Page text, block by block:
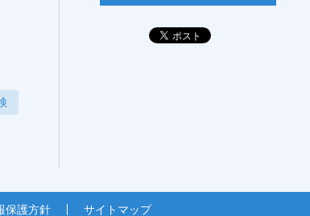
保護方針 サイトマップ